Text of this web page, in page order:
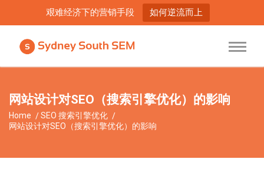
艰难经济下的营销手段 如何逆流而上
网站设计对SEO（搜索引擎优化）的影响
Home
SEO 搜索引擎优化
网站设计对SEO（搜索引擎优化）的影响